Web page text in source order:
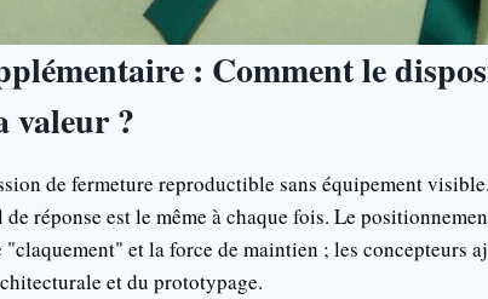
: Comment le
valeur ?
de fermeture reproductible sans équipement
réponse est le même à chaque fois. Le
et la force de maintien ; les concepteurs
et du prototypage.